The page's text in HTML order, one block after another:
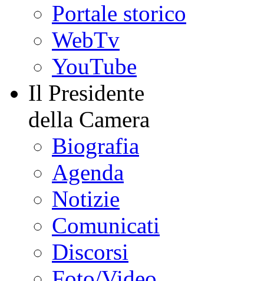
Portale storico
WebTv
YouTube
Il Presidente
della Camera
Biografia
Agenda
Notizie
Comunicati
Discorsi